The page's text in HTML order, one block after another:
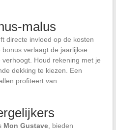
malus
directe invloed op de kosten
verlaagt de jaarlijkse
Houd rekening met je
dekking te kiezen. Een
profiteert van
Mon Gustave, bieden